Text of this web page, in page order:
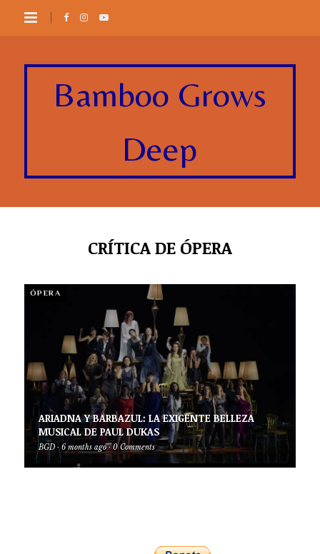
Bamboo Grows
Deep
CRÍTICA DE ÓPERA
ÓPERA
ARIADNA Y BARBAZUL: LA EXIGENTE BELLEZA
MUSICAL DE PAUL DUKAS
BGD · 6 months ago · 0 Comments